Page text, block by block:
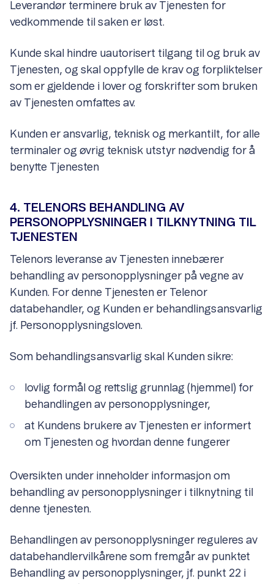
Leverandør terminere bruk av Tjenesten for
vedkommende til saken er løst.
Kunde skal hindre uautorisert tilgang til og bruk av
Tjenesten, og skal oppfylle de krav og forpliktelser
som er gjeldende i lover og forskrifter som bruken
av Tjenesten omfattes av.
Kunden er ansvarlig, teknisk og merkantilt, for alle
terminaler og øvrig teknisk utstyr nødvendig for å
benytte Tjenesten
4. TELENORS BEHANDLING AV
PERSONOPPLYSNINGER I TILKNYTNING TIL
TJENESTEN
Telenors leveranse av Tjenesten innebærer
behandling av personopplysninger på vegne av
Kunden. For denne Tjenesten er Telenor
databehandler, og Kunden er behandlingsansvarlig
jf. Personopplysningsloven.
Som behandlingsansvarlig skal Kunden sikre:
lovlig formål og rettslig grunnlag (hjemmel) for
behandlingen av personopplysninger,
at Kundens brukere av Tjenesten er informert
om Tjenesten og hvordan denne fungerer
Oversikten under inneholder informasjon om
behandling av personopplysninger i tilknytning til
denne tjenesten.
Behandlingen av personopplysninger reguleres av
databehandlervilkårene som fremgår av punktet
Behandling av personopplysninger, jf. punkt 22 i